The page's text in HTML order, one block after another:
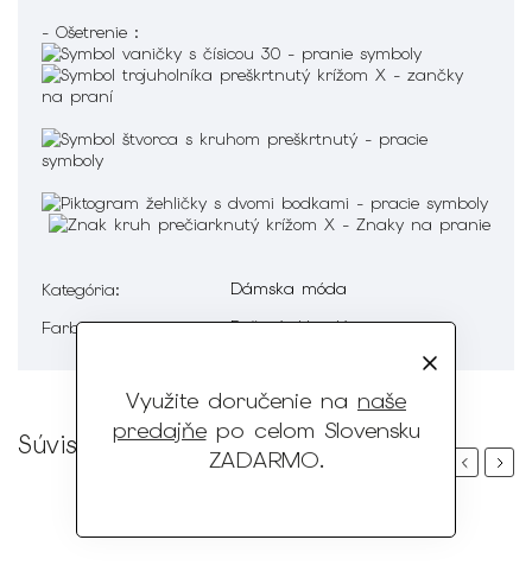
Využite doručenie na naše
predajňepo celom Slovensku
ZADARMO.
- Ošetrenie :
Kategória:
Dámska móda
Farba: Ružová, Hnedá
Súvisiaci tovar
PreviousNext